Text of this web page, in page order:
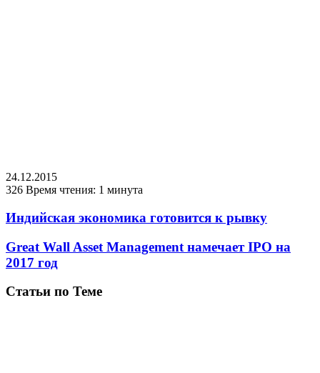
24.12.2015
326 Время чтения: 1 минута
Индийская экономика готовится к рывку
Great Wall Asset Management намечает IPO на
2017 год
Статьи по Теме